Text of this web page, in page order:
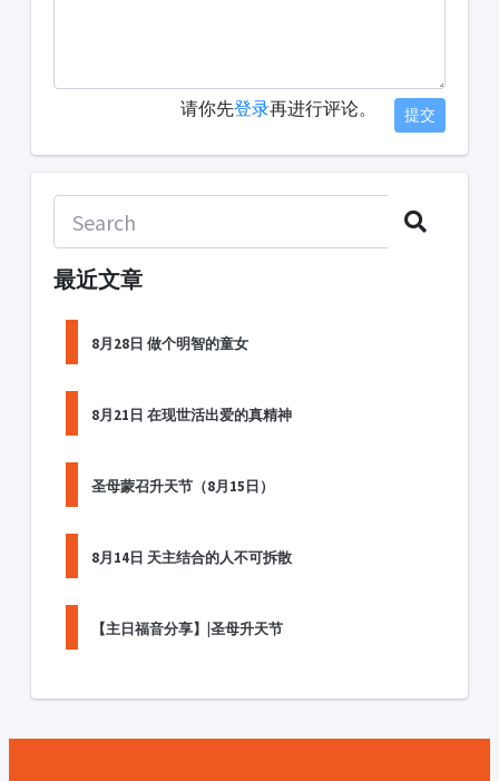
请你先登录再进行评论。 提交
最近文章
8月28日 做个明智的童女
8月21日 在现世活出爱的真精神
圣母蒙召升天节（8月15日）
8月14日 天主结合的人不可拆散
【主日福音分享】|圣母升天节